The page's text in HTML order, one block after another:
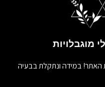
מוגבלויות
במידה ונתקלת בבעיה